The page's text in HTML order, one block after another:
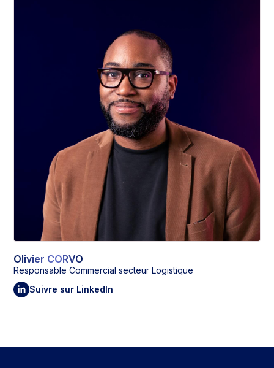
Olivier CORVO
Responsable Commercial secteur Logistique
Suivre sur LinkedIn